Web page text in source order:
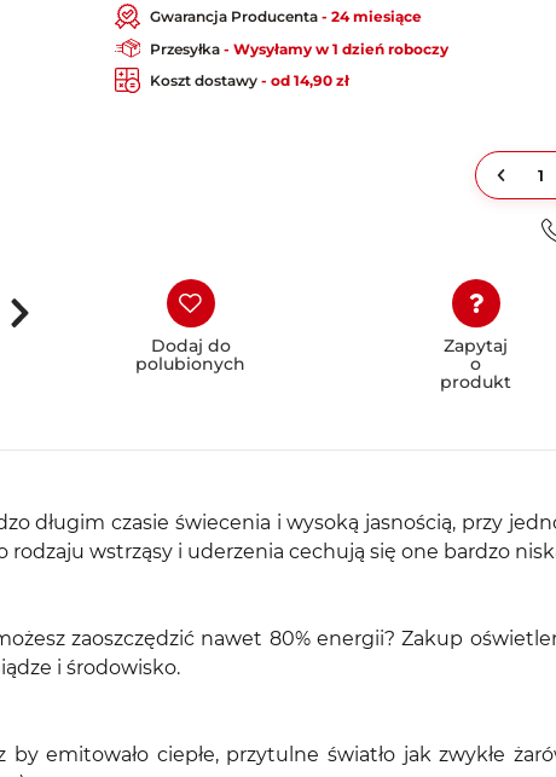
Gwarancja Producenta - 24 miesiące
Przesyłka - Wysyłamy w 1 dzień roboczy
Koszt dostawy - od 14,90 zł
Dodaj do
polubionych
Zapytaj
o
produkt
długim czasie świecenia i wysoką jasnością, przy
wstrząsy i uderzenia cechują się one bardzo
zaoszczędzić nawet 80% energii? Zakup
i środowisko.
emitowało ciepłe, przytulne światło jak zwykłe